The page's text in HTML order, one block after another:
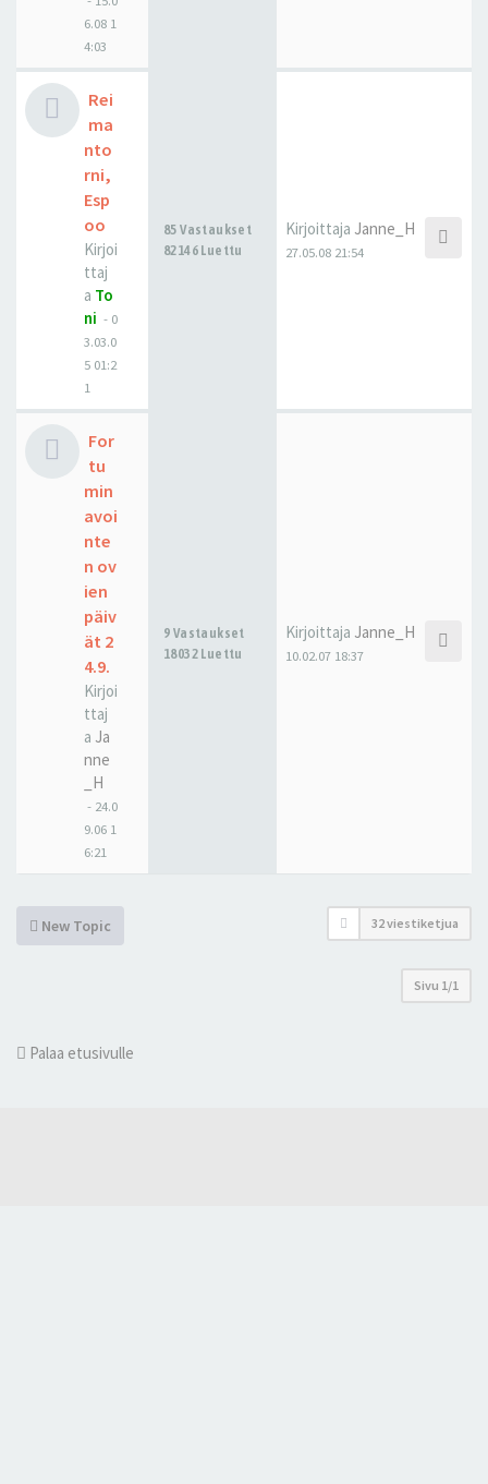
6.08 1
4:03
Rei
ma
nto
rni,
Esp
oo
Kirjoi
ttaj
a To
ni - 0
3.03.0
5 01:2
1
85 Vastaukset
82146 Luettu
Kirjoittaja Janne_H
27.05.08 21:54
For
tu
min
avoi
nte
n ov
ien
päiv
ät 2
4.9.
Kirjoi
ttaj
a Ja
nne
_H
- 24.0
9.06 1
6:21
9 Vastaukset
18032 Luettu
Kirjoittaja Janne_H
10.02.07 18:37
New Topic 32 viestiketjua
Sivu 1/1
Palaa etusivulle